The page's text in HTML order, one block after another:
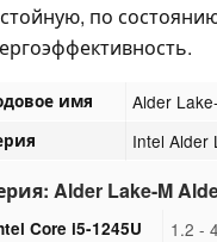
по
имя Alder
Intel Alder
Alder Lake-M
Core i5-1245U 1.2 -